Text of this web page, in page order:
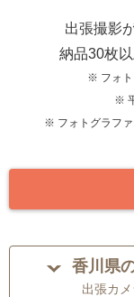
出張撮影
納品30枚
※ フォト
※
※ フォトグラフ
香川県
出張カ